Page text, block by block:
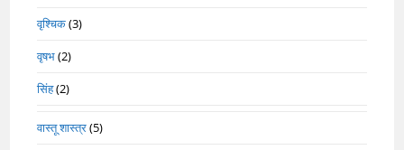
वृश्चिक(3)
वृषभ(2)
सिंह(2)
वास्तू शास्त्र(5)